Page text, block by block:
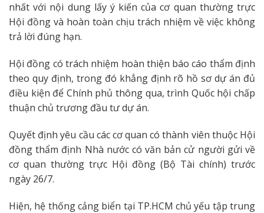
nhất với nội dung lấy ý kiến của cơ quan thường trực
Hội đồng và hoàn toàn chịu trách nhiệm về việc không
trả lời đúng hạn.
Hội đồng có trách nhiệm hoàn thiện báo cáo thẩm định
theo quy định, trong đó khẳng định rõ hồ sơ dự án đủ
điều kiện để Chính phủ thông qua, trình Quốc hội chấp
thuận chủ trương đầu tư dự án.
Quyết định yêu cầu các cơ quan có thành viên thuộc Hội
đồng thẩm định Nhà nước có văn bản cử người gửi về
cơ quan thường trực Hội đồng (Bộ Tài chính) trước
ngày 26/7.
Hiện, hệ thống cảng biển tại TP.HCM chủ yếu tập trung